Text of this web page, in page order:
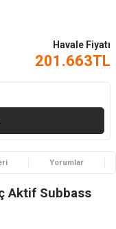
Havale Fiyatı
201.663TL
Yorumlar
Aktif Subbass